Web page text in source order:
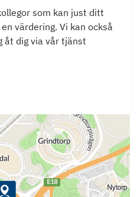
som kan just ditt
värdering. Vi kan också
åt dig via vår tjänst